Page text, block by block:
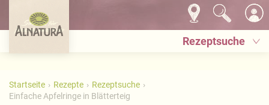
Rezeptsuche
Startseite Rezepte
Rezeptsuche
Einfache Apfelringe in Blätterteig